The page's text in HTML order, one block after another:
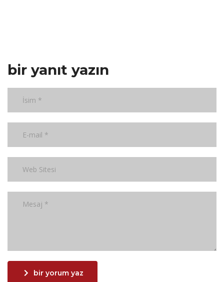
bir yanıt yazın
bir yorum yaz